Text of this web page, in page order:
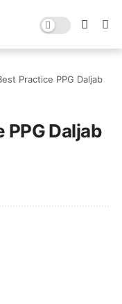
Practice PPG Daljab
Daljab